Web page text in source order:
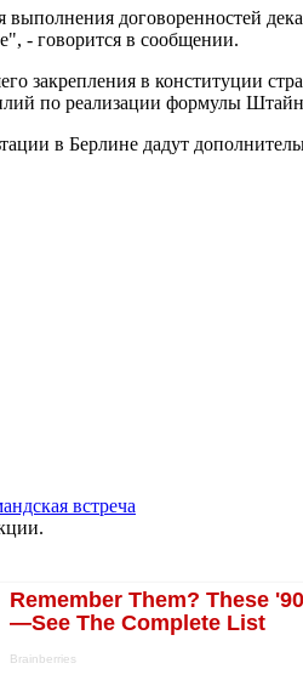
договоренностей
- говорится в сообщении.
закрепления в конституции
по реализации формулы
в Берлине дадут
встреча